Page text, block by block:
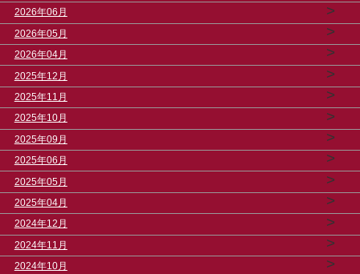
2026年06月 >
2026年05月 >
2026年04月 >
2025年12月 >
2025年11月 >
2025年10月 >
2025年09月 >
2025年06月 >
2025年05月 >
2025年04月 >
2024年12月 >
2024年11月 >
2024年10月 >